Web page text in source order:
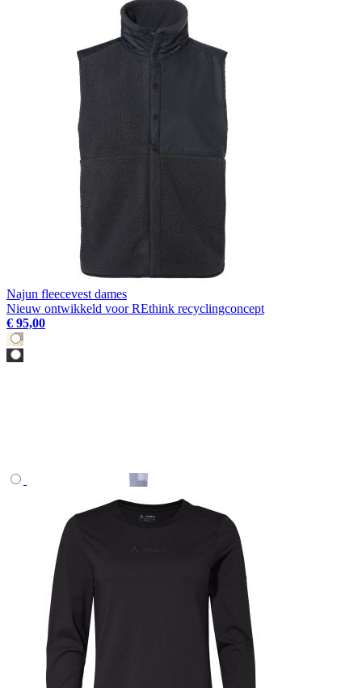
Najun fleecevest dames
Nieuw ontwikkeld voor REthink recyclingconcept
€ 95,00